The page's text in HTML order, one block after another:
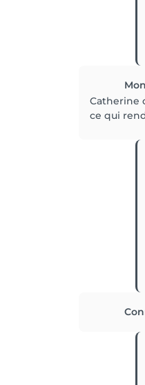
Catherine
ce qui